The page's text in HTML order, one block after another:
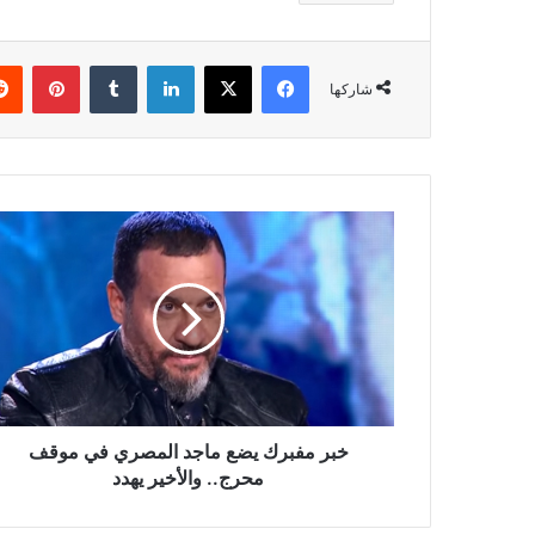
شاركها
فيسبوك ‫X لينكدإن
موقف
محرج..
والأخير
خبر مفبرك يضع ماجد المصري في موقف
محرج.. والأخير يهدد